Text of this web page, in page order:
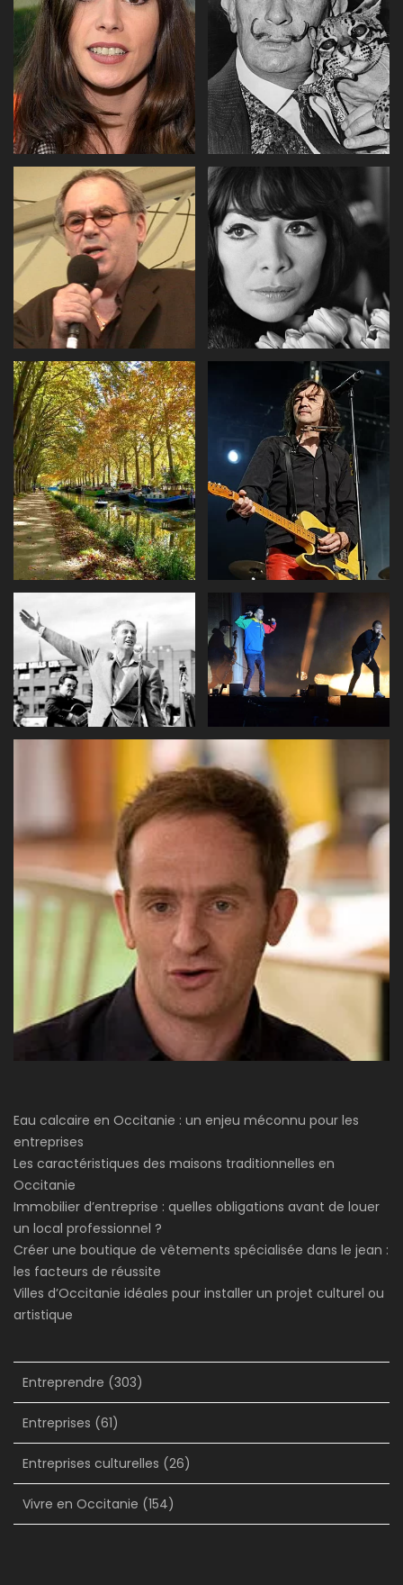
Eau calcaire en Occitanie : un enjeu méconnu pour les
entreprises
Les caractéristiques des maisons traditionnelles en
Occitanie
Immobilier d’entreprise : quelles obligations avant de louer
un local professionnel ?
Créer une boutique de vêtements spécialisée dans le jean :
les facteurs de réussite
Villes d’Occitanie idéales pour installer un projet culturel ou
artistique
Entreprendre (303)
Entreprises (61)
Entreprises culturelles (26)
Vivre en Occitanie (154)